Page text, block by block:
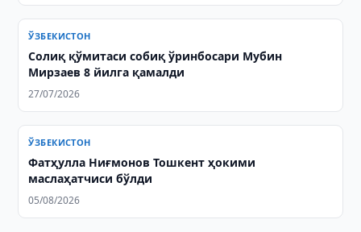
ЎЗБЕКИСТОН
Солиқ қўмитаси собиқ ўринбосари Мубин
Мирзаев 8 йилга қамалди
27/07/2026
ЎЗБЕКИСТОН
Фатҳулла Ниғмонов Тошкент ҳокими
маслаҳатчиси бўлди
05/08/2026